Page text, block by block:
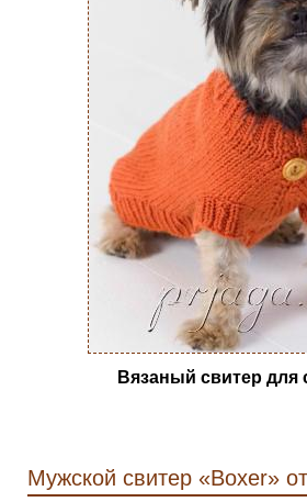
Вязаный свитер для
Мужской свитер «Boxer»